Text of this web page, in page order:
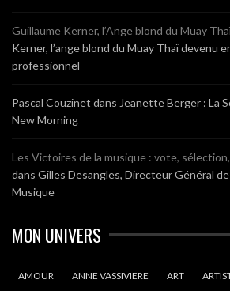
Guillaume Kerner, l’Ange blond du Muay
Kerner, l’ange blond du Muay Thaï devenu
professionnel
Pascal Couzinet dans Jeanette Berger : La
New Morning
Les Victoires de la musique : vote,
dans Gilles Desangles, Directeur Général
Musique
MON UNIVERS
AMOUR ANNE VASSIVIERE ART